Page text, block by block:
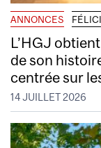
ANNONCES
L’HGJ
de son
centrée sur
14 JUILLET 2026